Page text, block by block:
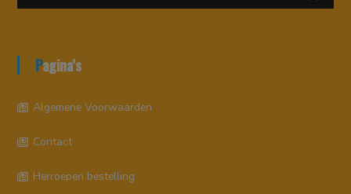
Pagina’s
Algemene Voorwaarden
Contact
Herroepen bestelling